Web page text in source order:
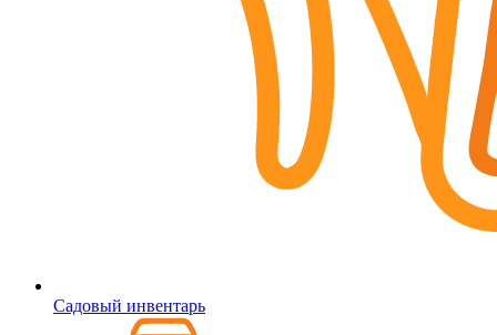
Садовый инвентарь